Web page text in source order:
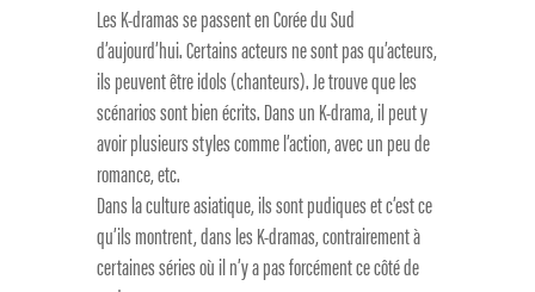
Les K-dramas se passent en Corée du Sud
d’aujourd’hui. Certains acteurs ne sont pas qu’acteurs,
ils peuvent être idols (chanteurs). Je trouve que les
scénarios sont bien écrits. Dans un K-drama, il peut y
avoir plusieurs styles comme l’action, avec un peu de
romance, etc.
Dans la culture asiatique, ils sont pudiques et c’est ce
qu’ils montrent, dans les K-dramas, contrairement à
certaines séries où il n’y a pas forcément ce côté de